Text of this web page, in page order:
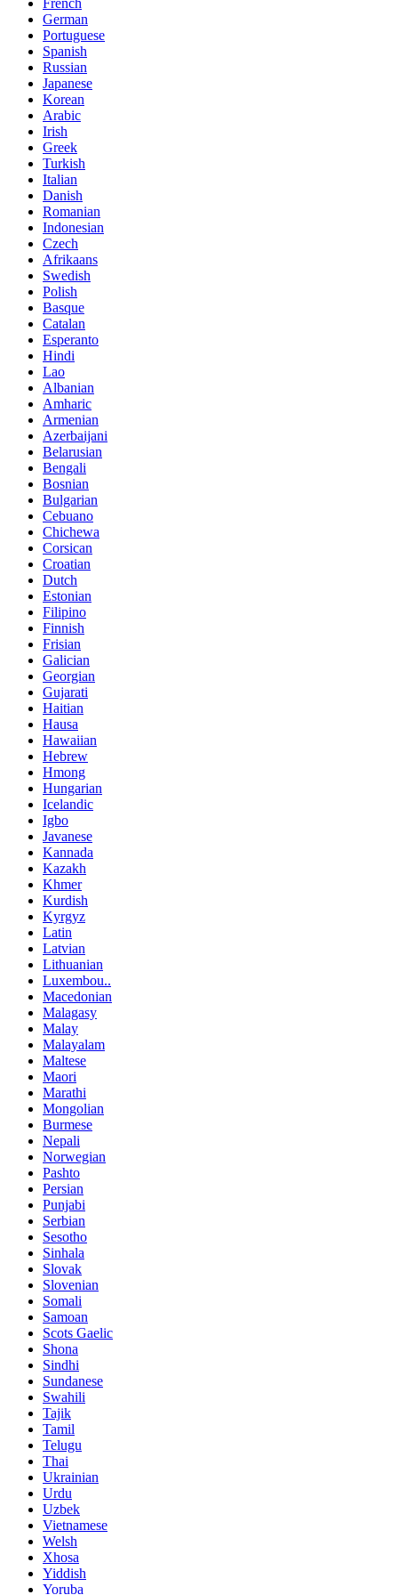
French
German
Portuguese
Spanish
Russian
Japanese
Korean
Arabic
Irish
Greek
Turkish
Italian
Danish
Romanian
Indonesian
Czech
Afrikaans
Swedish
Polish
Basque
Catalan
Esperanto
Hindi
Lao
Albanian
Amharic
Armenian
Azerbaijani
Belarusian
Bengali
Bosnian
Bulgarian
Cebuano
Chichewa
Corsican
Croatian
Dutch
Estonian
Filipino
Finnish
Frisian
Galician
Georgian
Gujarati
Haitian
Hausa
Hawaiian
Hebrew
Hmong
Hungarian
Icelandic
Igbo
Javanese
Kannada
Kazakh
Khmer
Kurdish
Kyrgyz
Latin
Latvian
Lithuanian
Luxembou..
Macedonian
Malagasy
Malay
Malayalam
Maltese
Maori
Marathi
Mongolian
Burmese
Nepali
Norwegian
Pashto
Persian
Punjabi
Serbian
Sesotho
Sinhala
Slovak
Slovenian
Somali
Samoan
Scots Gaelic
Shona
Sindhi
Sundanese
Swahili
Tajik
Tamil
Telugu
Thai
Ukrainian
Urdu
Uzbek
Vietnamese
Welsh
Xhosa
Yiddish
Yoruba